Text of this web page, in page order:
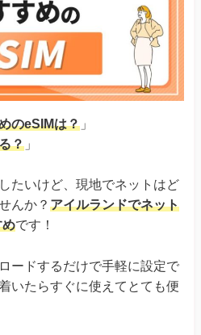
のeSIMは？ 」
？ 」
たいけど、現地でネットはど
んか？ アイルランドでネット
めです！
ードするだけで手軽に設定で
いたらすぐに使えてとても便